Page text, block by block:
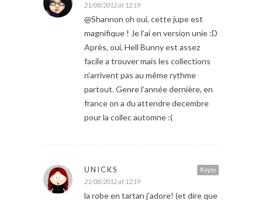
21/08/2012 at 12:19
@Shannon oh oui, cette jupe est
magnifique ! Je l’ai en version unie :D
Après, oui, Hell Bunny est assez
facile a trouver mais les collections
n’arrivent pas au même rythme
partout. Genre l’année dernière, en
france on a du attendre decembre
pour la collec automne :(
Reply
UNICKS
21/08/2012 at 12:19
la robe en tartan j’adore! (et dire que